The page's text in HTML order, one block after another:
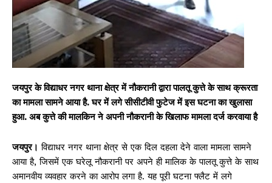
जयपुर के विद्याधर नगर थाना क्षेत्र में नौकरानी द्वारा पालतू कुत्ते के साथ क्रूरता
का मामला सामने आया है. घर में लगे सीसीटीवी फुटेज में इस घटना का खुलासा
हुआ. अब कुत्ते की मालकिन ने अपनी नौकरानी के खिलाफ मामला दर्ज करवाया है
जयपुर। विद्याधर नगर थाना क्षेत्र से एक दिल दहला देने वाला मामला सामने
आया है, जिसमें एक घरेलू नौकरानी पर अपने ही मालिक के पालतू कुत्ते के साथ
अमानवीय व्यवहार करने का आरोप लगा है. यह पूरी घटना फ्लैट में लगे